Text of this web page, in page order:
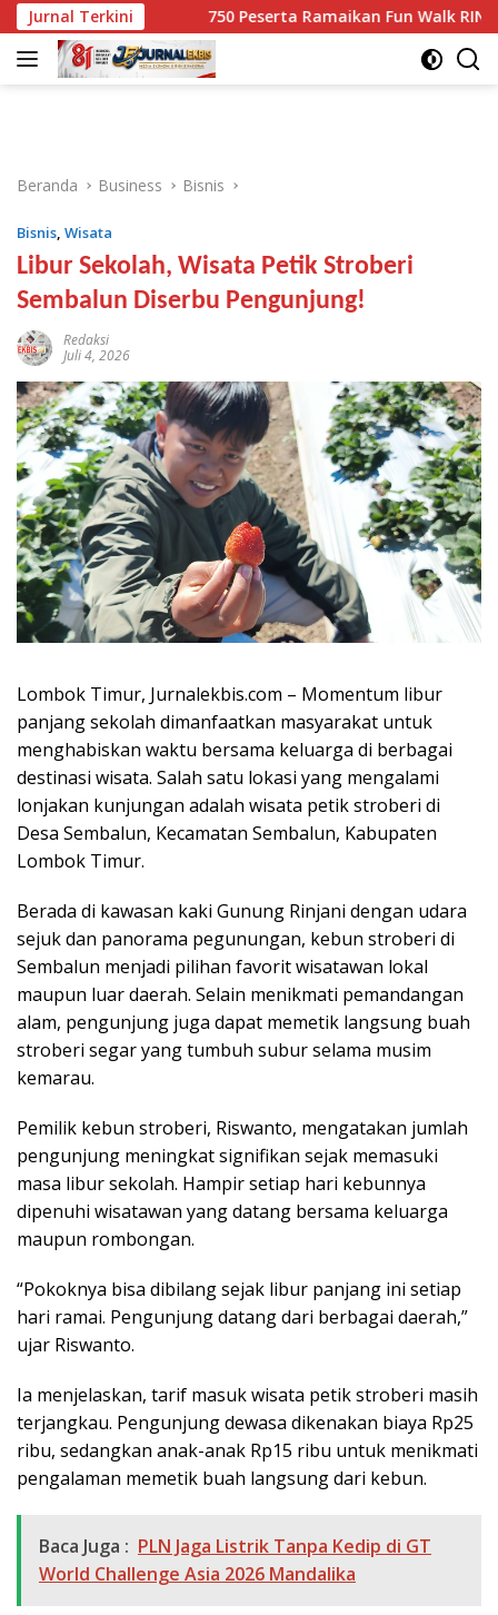
Langsung
ke
konten
Jurnal Terkini
Ganja 750 Peserta Ramaikan Fun Walk RINJANI BI
Beranda Business Bisnis
Bisnis, Wisata
Libur Sekolah, Wisata Petik Stroberi
Sembalun Diserbu Pengunjung!
Redaksi
Juli 4, 2026
Lombok Timur, Jurnalekbis.com – Momentum libur
panjang sekolah dimanfaatkan masyarakat untuk
menghabiskan waktu bersama keluarga di berbagai
destinasi wisata. Salah satu lokasi yang mengalami
lonjakan kunjungan adalah wisata petik stroberi di
Desa Sembalun, Kecamatan Sembalun, Kabupaten
Lombok Timur.
Berada di kawasan kaki Gunung Rinjani dengan udara
sejuk dan panorama pegunungan, kebun stroberi di
Sembalun menjadi pilihan favorit wisatawan lokal
maupun luar daerah. Selain menikmati pemandangan
alam, pengunjung juga dapat memetik langsung buah
stroberi segar yang tumbuh subur selama musim
kemarau.
Pemilik kebun stroberi, Riswanto, mengatakan jumlah
pengunjung meningkat signifikan sejak memasuki
masa libur sekolah. Hampir setiap hari kebunnya
dipenuhi wisatawan yang datang bersama keluarga
maupun rombongan.
“Pokoknya bisa dibilang sejak libur panjang ini setiap
hari ramai. Pengunjung datang dari berbagai daerah,”
ujar Riswanto.
Ia menjelaskan, tarif masuk wisata petik stroberi masih
terjangkau. Pengunjung dewasa dikenakan biaya Rp25
ribu, sedangkan anak-anak Rp15 ribu untuk menikmati
pengalaman memetik buah langsung dari kebun.
Baca Juga : PLN Jaga Listrik Tanpa Kedip di GT
World Challenge Asia 2026 Mandalika